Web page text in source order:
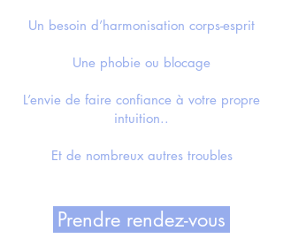
Un besoin d’harmonisation corps-esprit
Une phobie ou blocage
L’envie de faire confiance à votre propre
intuition..
Et de nombreux autres troubles
Prendre rendez-vous